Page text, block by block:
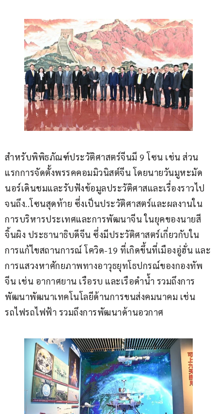
สำหรับพิพิธภัณฑ์ประวัติศาสตร์จีนมี 9 โซน เช่น ส่วน
แรกการจัดตั้งพรรคคอมมิวนิสต์จีน โดยนายวันมูหะมัด
นอร์เดินชมและรับฟังข้อมูลประวัติศาสและเรื่องราวไป
จนถึง..โซนสุดท้าย ซึ่งเป็นประวัติศาสตร์และผลงานใน
การบริหารประเทศและการพัฒนาจีน ในยุคของนายสี
จิ้นผิง ประธานาธิบดีจีน ซึ่งมีประวัติศาสตร์เกี่ยวกับใน
การแก้ไขสถานการณ์ โควิด-19 ที่เกิดขึ้นที่เมืองอู่ฮั่น และ
การแสวงหาศักยภาพทางอาวุธยุทโธปกรณ์ของกองทัพ
จีน เช่น อากาศยาน เรือรบ และเรือดำน้ำ รวมถึงการ
พัฒนาพัฒนาเทคโนโลยีด้านการขนส่งคมนาคม เช่น
รถไฟรถไฟฟ้า รวมถึงการพัฒนาด้านอวกาศ